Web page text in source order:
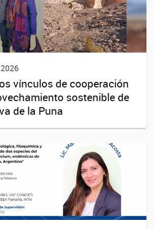
vínculos de cooperación
sostenible de
de la Puna